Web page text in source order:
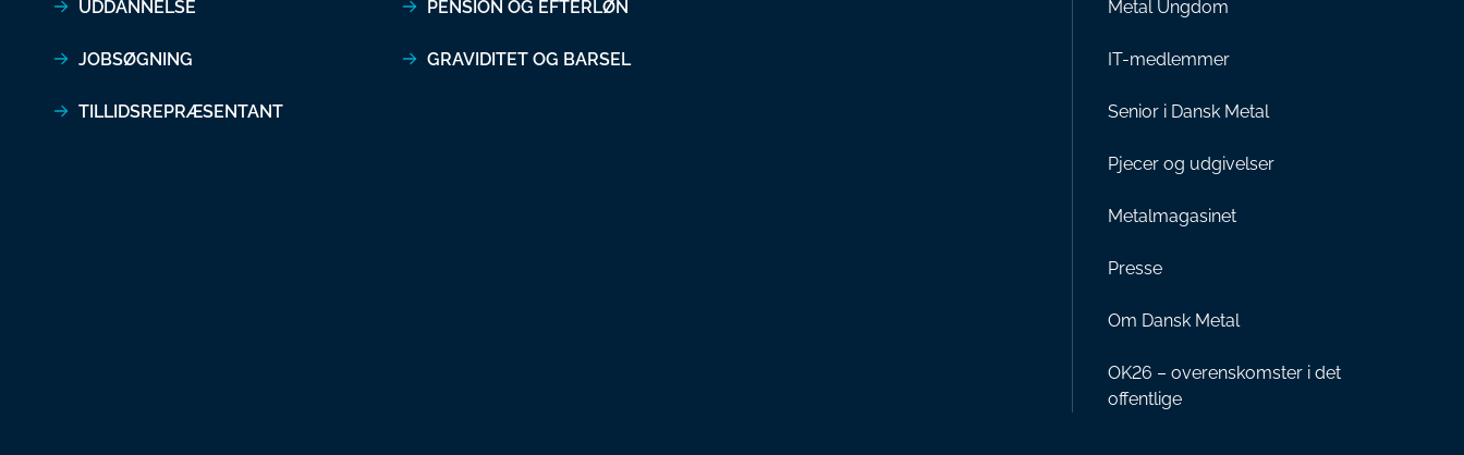
UDDANNELSE
JOBSØGNING
TILLIDSREPRÆSENTANT
PENSION OG EFTERLØN
GRAVIDITET OG BARSEL
Metal Ungdom
IT-medlemmer
Senior i Dansk Metal
Pjecer og udgivelser
Metalmagasinet
Presse
Om Dansk Metal
OK26 – overenskomster i det
offentlige